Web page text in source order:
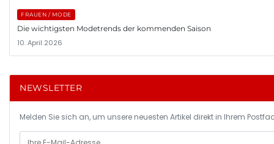
FRAUEN / MODE
Die wichtigsten Modetrends der kommenden Saison
10. April 2026
NEWSLETTER
Melden Sie sich an, um unsere neuesten Artikel direkt in Ihrem